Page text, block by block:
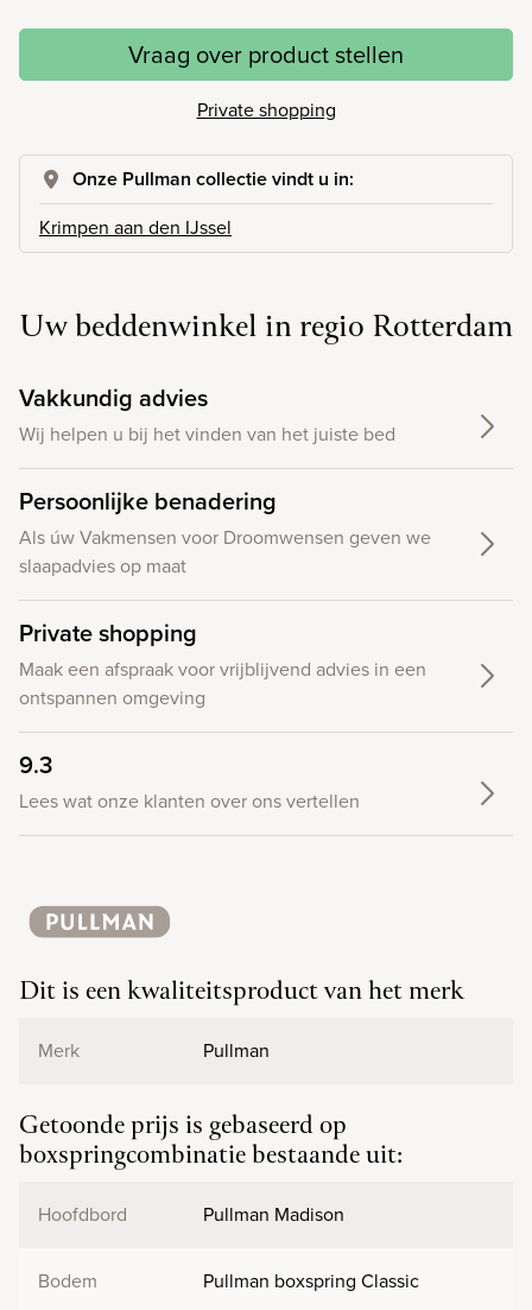
Vraag over product stellen
Private shopping
Onze Pullman collectie vindt u in:
Krimpen aan den IJssel
Uw beddenwinkel in regio Rotterdam
Vakkundig advies
Wij helpen u bij het vinden van het juiste bed
Persoonlijke benadering
Als úw Vakmensen voor Droomwensen geven we
slaapadvies op maat
Private shopping
Maak een afspraak voor vrijblijvend advies in een
ontspannen omgeving
9.3
Lees wat onze klanten over ons vertellen
Dit is een kwaliteitsproduct van het merk
Merk Pullman
Getoonde prijs is gebaseerd op
boxspringcombinatie bestaande uit:
Hoofdbord Pullman Madison
Bodem Pullman boxspring Classic